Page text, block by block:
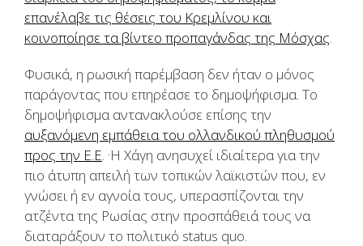
επανέλαβε τις θέσεις του Κρεμλίνου και
κοινοποίησε τα βίντεο προπαγάνδας της Μόσχας.
Φυσικά, η ρωσική παρέμβαση δεν ήταν ο μόνος
παράγοντας που επηρέασε το δημοψήφισμα. Το
δημοψήφισμα αντανακλούσε επίσης την
αυξανόμενη εμπάθεια του ολλανδικού πληθυσμού
προς την Ε.Ε. Η Χάγη ανησυχεί ιδιαίτερα για την
πιο άτυπη απειλή των τοπικών λαϊκιστών που, εν
γνώσει ή εν αγνοία τους, υπερασπίζονται την
ατζέντα της Ρωσίας στην προσπάθειά τους να
διαταράξουν το πολιτικό status quo.